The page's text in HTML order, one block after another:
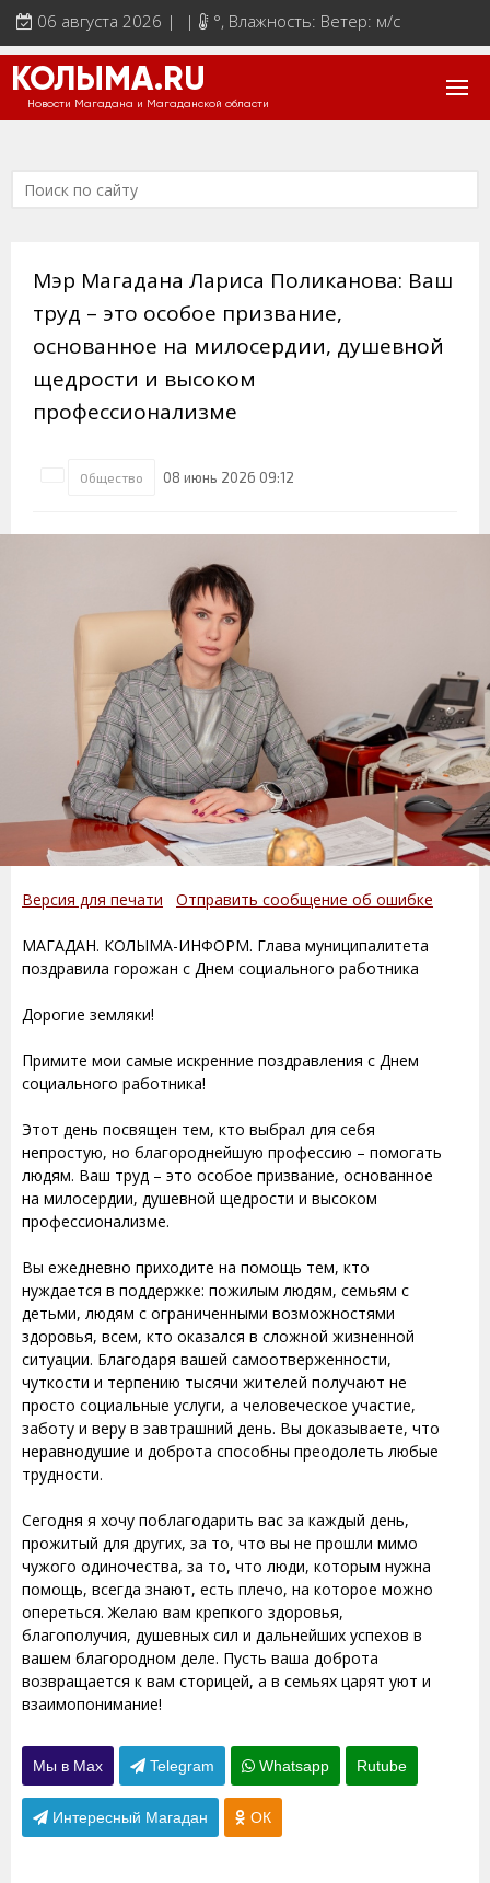
06 августа 2026 | | °, Влажность: Ветер: м/с
КОЛЫМА.RU
Новости Магадана и Магаданской области
Мэр Магадана Лариса Поликанова: Ваш
труд – это особое призвание,
основанное на милосердии, душевной
щедрости и высоком
профессионализме
Общество 08 июнь 2026 09:12
Версия для печати Отправить сообщение об ошибке
МАГАДАН. КОЛЫМА-ИНФОРМ. Глава муниципалитета
поздравила горожан с Днем социального работника
Дорогие земляки!
Примите мои самые искренние поздравления с Днем
социального работника!
Этот день посвящен тем, кто выбрал для себя
непростую, но благороднейшую профессию – помогать
людям. Ваш труд – это особое призвание, основанное
на милосердии, душевной щедрости и высоком
профессионализме.
Вы ежедневно приходите на помощь тем, кто
нуждается в поддержке: пожилым людям, семьям с
детьми, людям с ограниченными возможностями
здоровья, всем, кто оказался в сложной жизненной
ситуации. Благодаря вашей самоотверженности,
чуткости и терпению тысячи жителей получают не
просто социальные услуги, а человеческое участие,
заботу и веру в завтрашний день. Вы доказываете, что
неравнодушие и доброта способны преодолеть любые
трудности.
Сегодня я хочу поблагодарить вас за каждый день,
прожитый для других, за то, что вы не прошли мимо
чужого одиночества, за то, что люди, которым нужна
помощь, всегда знают, есть плечо, на которое можно
опереться. Желаю вам крепкого здоровья,
благополучия, душевных сил и дальнейших успехов в
вашем благородном деле. Пусть ваша доброта
возвращается к вам сторицей, а в семьях царят уют и
взаимопонимание!
Мы в Max Telegram Whatsapp Rutube
Интересный Магадан ОК